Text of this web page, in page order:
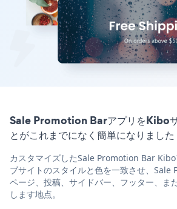
Sale Promotion BarアプリをKiboサ
とがこれまでになく簡単になりました
カスタマイズしたSale Promotion Bar Kibo
ブサイトのスタイルと色を一致させ、
ページ、投稿、サイドバー、フッター、ま
します地点。